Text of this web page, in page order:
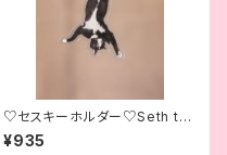
♡セスキーホルダー♡Seth th
e Sales Manager Keychain
♡
¥935